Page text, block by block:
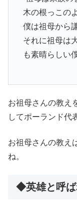
木の根っこの
僕は祖母から
それに祖母は
も素晴らしい
お祖母さんの教え
してポーランド代
お祖母さんの教え
ね。
◆英雄と呼ば